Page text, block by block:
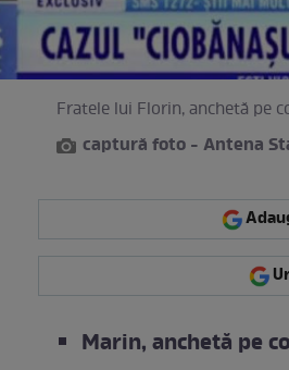
Fratele lui Florin, anchetă pe
captură foto - Antena
Marin, anchetă pe